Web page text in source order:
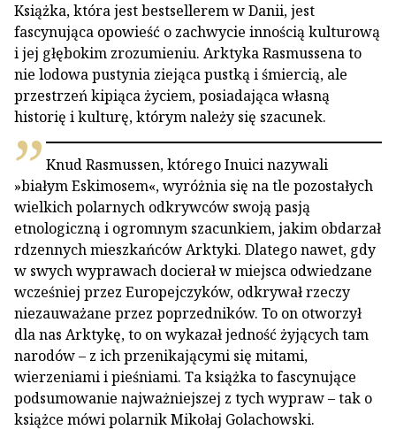
Książka, która jest bestsellerem w Danii, jest
fascynująca opowieść o zachwycie innością kulturową
i jej głębokim zrozumieniu. Arktyka Rasmussena to
nie lodowa pustynia ziejąca pustką i śmiercią, ale
przestrzeń kipiąca życiem, posiadająca własną
historię i kulturę, którym należy się szacunek.
Knud Rasmussen, którego Inuici nazywali
»białym Eskimosem«, wyróżnia się na tle pozostałych
wielkich polarnych odkrywców swoją pasją
etnologiczną i ogromnym szacunkiem, jakim obdarzał
rdzennych mieszkańców Arktyki. Dlatego nawet, gdy
w swych wyprawach docierał w miejsca odwiedzane
wcześniej przez Europejczyków, odkrywał rzeczy
niezauważane przez poprzedników. To on otworzył
dla nas Arktykę, to on wykazał jedność żyjących tam
narodów – z ich przenikającymi się mitami,
wierzeniami i pieśniami. Ta książka to fascynujące
podsumowanie najważniejszej z tych wypraw – tak o
książce mówi polarnik Mikołaj Golachowski.